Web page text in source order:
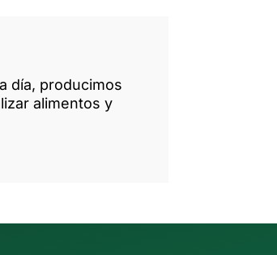
día, producimos
alimentos y